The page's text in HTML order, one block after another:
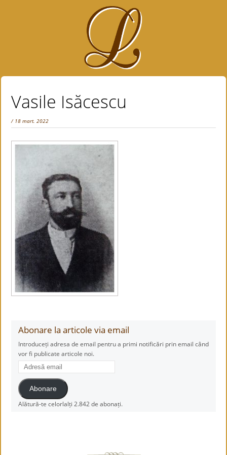
Vasile Isăcescu
/ 18 mart. 2022
Abonare la articole via email
Introduceți adresa de email pentru a primi notificări prin email când
vor fi publicate articole noi.
Adresă
email
Abonare
Alătură-te celorlalți 2.842 de abonați.